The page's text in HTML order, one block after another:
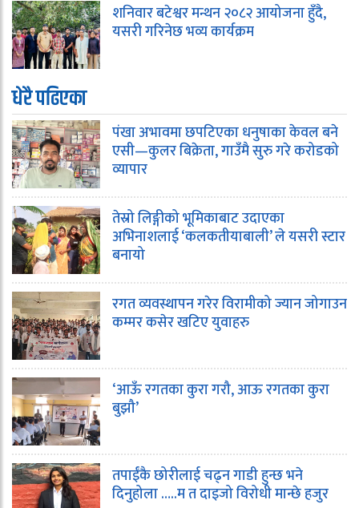
शनिवार बटेश्वर मन्थन २०८२ आयोजना हुँदै,
यसरी गरिनेछ भव्य कार्यक्रम
धेरै पढिएका
पंखा अभावमा छपटिएका धनुषाका केवल बने
एसी—कुलर बिक्रेता, गाउँमै सुरु गरे करोडको
व्यापार
तेस्रो लिङ्गीको भूमिकाबाट उदाएका
अभिनाशलाई ‘कलकतीयाबाली’ ले यसरी स्टार
बनायो
रगत व्यवस्थापन गरेर विरामीको ज्यान जोगाउन
कम्मर कसेर खटिए युवाहरु
‘आऊँ रगतका कुरा गरौ, आऊ रगतका कुरा
बुझौ’
तपाईंकै छोरीलाई चढ्न गाडी हुन्छ भने
दिनुहोला …..म त दाइजो विरोधी मान्छे हजुर